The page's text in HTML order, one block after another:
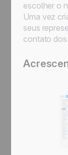
escolher o
Uma vez
seus
contato